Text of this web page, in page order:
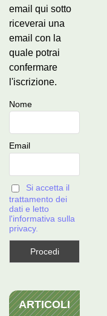
email qui sotto
riceverai una
email con la
quale potrai
confermare
l'iscrizione.
Nome
Email
Si accetta il
trattamento dei
dati e letto
l'informativa sulla
privacy.
ARTICOLI